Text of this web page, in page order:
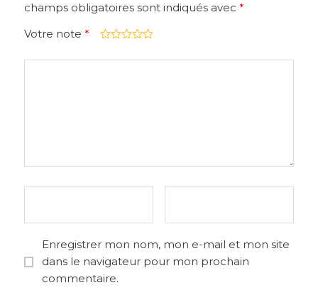
champs obligatoires sont indiqués avec *
Votre note *
Enregistrer mon nom, mon e-mail et mon site
dans le navigateur pour mon prochain
commentaire.